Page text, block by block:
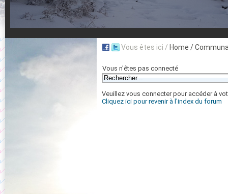
Vous êtes ici / Home /
Vous n'êtes pas connecté
Veuillez vous connecter pour accéder à
Cliquez ici pour revenir à l'index du forum